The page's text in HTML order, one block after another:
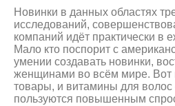
Новинки в данных областях
исследований,
компаний идёт практически в
Мало кто поспорит с
умении создавать новинки,
женщинами во всём мире. Вот
товары, и витамины для волос
пользуются повышенным